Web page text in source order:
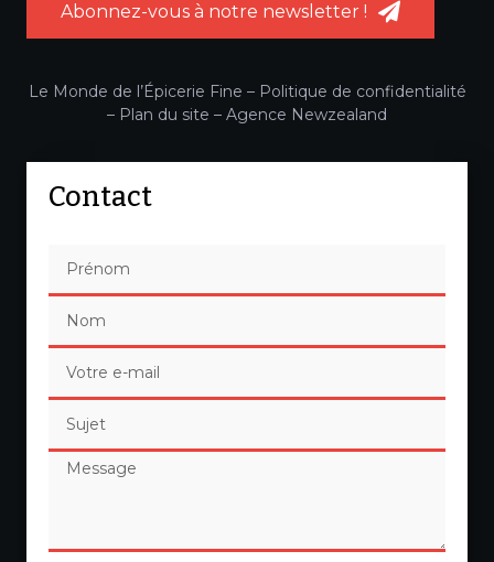
Abonnez-vous à notre newsletter !
Le Monde de l’Épicerie Fine – Politique de confidentialité
– Plan du site – Agence Newzealand
Contact